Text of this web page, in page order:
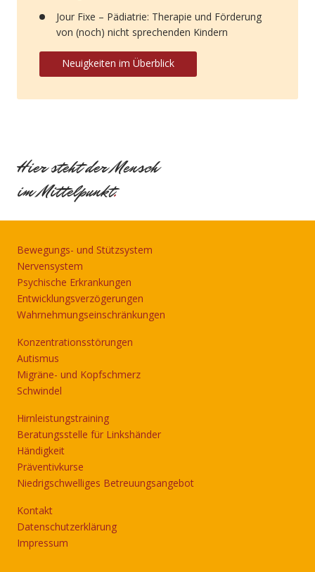
Jour Fixe – Pädiatrie: Therapie und Förderung
von (noch) nicht sprechenden Kindern
Neuigkeiten im Überblick
Hier steht der Mensch
im Mittelpunkt.
Bewegungs- und Stützsystem
Nervensystem
Psychische Erkrankungen
Entwicklungsverzögerungen
Wahrnehmungseinschränkungen
Konzentrationsstörungen
Autismus
Migräne- und Kopfschmerz
Schwindel
Hirnleistungstraining
Beratungsstelle für Linkshänder
Händigkeit
Präventivkurse
Niedrigschwelliges Betreuungsangebot
Kontakt
Datenschutzerklärung
Impressum